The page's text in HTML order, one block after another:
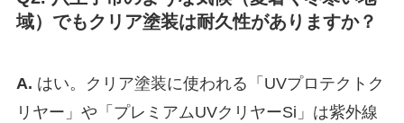
域）でもクリア塗装は耐久性がありますか？
A. はい。クリア塗装に使われる「UVプロテクトク
リヤー」や「プレミアムUVクリヤーSi」は紫外線